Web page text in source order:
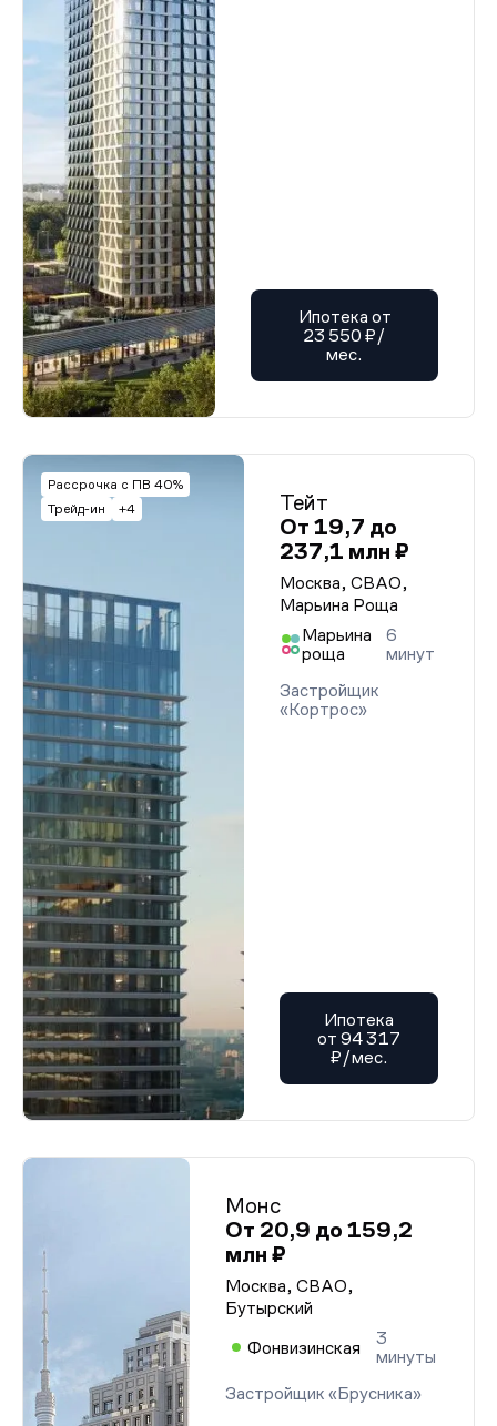
Ипотека от
23 550 ₽/
мес.
Рассрочка с ПВ 40%
Трейд-ин
+4
Тейт
От 19,7 до
237,1 млн ₽
Москва, СВАО,
Марьина Роща
Марьина
роща
6
минут
Застройщик
«Кортрос»
Ипотека
от 94 317
₽/мес.
Монс
От 20,9 до 159,2
млн ₽
Москва, СВАО,
Бутырский
Фонвизинская
3
минуты
Застройщик «Брусника»